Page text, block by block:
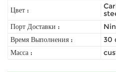
Цвет :
Порт Доставки :
Время Выполнения :
30
Масса :